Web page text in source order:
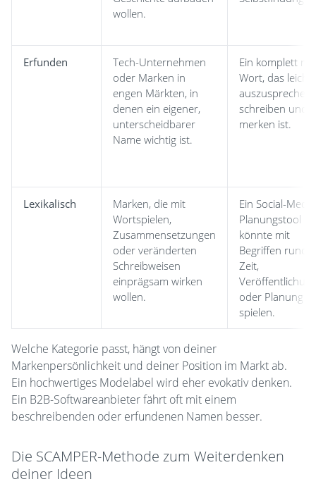
wollen.
Erfunden
Tech-Unternehmen
oder Marken in
engen Märkten, in
denen ein eigener,
unterscheidbarer
Name wichtig ist.
Ein komplett
Wort, das leicht
schreiben und
merken ist.
Lexikalisch
Marken, die mit
Wortspielen,
Zusammensetzungen
oder veränderten
Schreibweisen
einprägsam wirken
wollen.
Ein Social-
Planungstool
könnte mit
Begriffen rund
Zeit,
oder Planung
spielen.
Welche Kategorie passt, hängt von deiner
Markenpersönlichkeit und deiner Position im Markt ab.
Ein hochwertiges Modelabel wird eher evokativ denken.
Ein B2B-Softwareanbieter fährt oft mit einem
beschreibenden oder erfundenen Namen besser.
Die SCAMPER-Methode zum Weiterdenken
deiner Ideen